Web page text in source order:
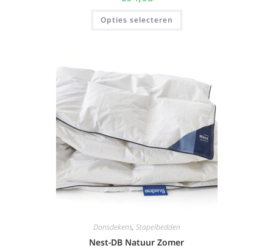
Opties selecteren
Donsdekens, Stapelbedden
Nest-DB Natuur Zomer